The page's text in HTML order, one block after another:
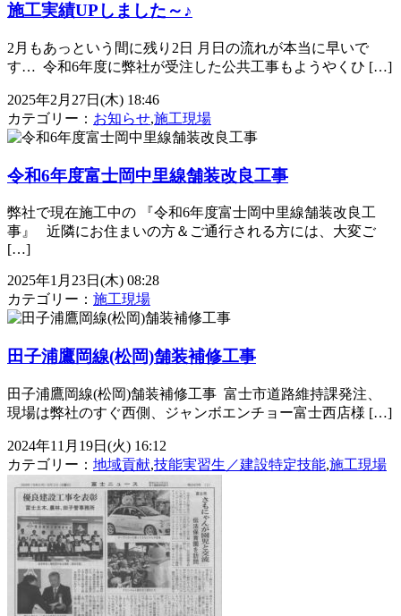
施工実績UPしました～♪
2月もあっという間に残り2日 月日の流れが本当に早いで
す… ⁡ 令和6年度に弊社が受注した公共工事もようやくひ […]
2025年2月27日(木) 18:46
カテゴリー： お知らせ,施工現場
令和6年度富士岡中里線舗装改良工事
弊社で現在施工中の 『令和6年度富士岡中里線舗装改良工
事』 近隣にお住まいの方＆ご通行される方には、大変ご
[…]
2025年1月23日(木) 08:28
カテゴリー： 施工現場
田子浦鷹岡線(松岡)舗装補修工事
田子浦鷹岡線(松岡)舗装補修工事 ⁡ 富士市道路維持課発注、
現場は弊社のすぐ西側、ジャンボエンチョー富士西店様 […]
2024年11月19日(火) 16:12
カテゴリー： 地域貢献,技能実習生／建設特定技能,施工現場